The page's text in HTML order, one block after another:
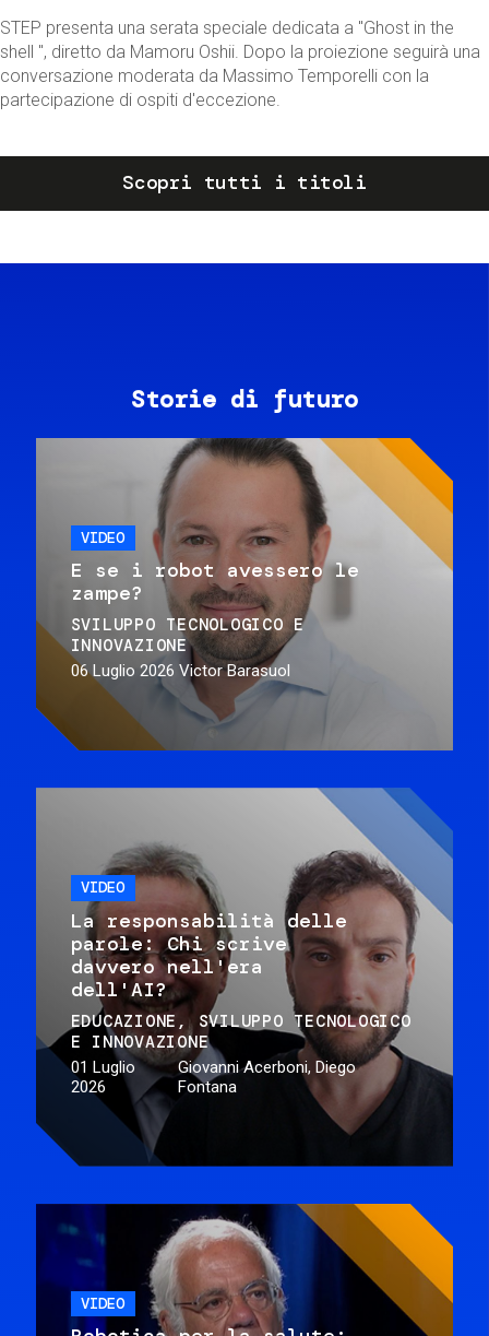
STEP presenta una serata speciale dedicata a "Ghost in the
shell ", diretto da Mamoru Oshii. Dopo la proiezione seguirà una
conversazione moderata da Massimo Temporelli con la
partecipazione di ospiti d'eccezione.
Scopri tutti i titoli
Storie di futuro
VIDEO
E se i robot avessero le
zampe?
SVILUPPO TECNOLOGICO E
INNOVAZIONE
06 Luglio 2026 Victor Barasuol
VIDEO
La responsabilità delle
parole: Chi scrive
davvero nell'era
dell'AI?
EDUCAZIONE
SVILUPPO TECNOLOGICO
E INNOVAZIONE
01 Luglio
2026
Giovanni Acerboni, Diego
Fontana
VIDEO